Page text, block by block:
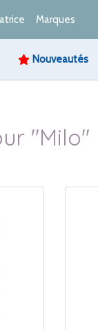
Marques
Nouveautés
"Milo"